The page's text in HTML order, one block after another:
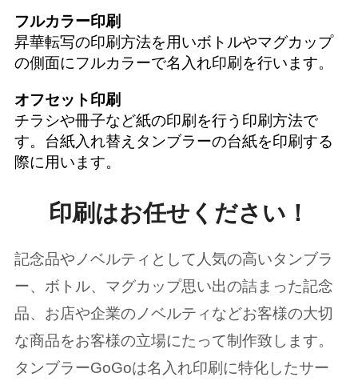
フルカラー印刷
昇華転写の印刷方法を用いボトルやマグカップ
の側面にフルカラーで名入れ印刷を行います。
オフセット印刷
チラシや冊子など紙の印刷を行う印刷方法で
す。台紙入れ替えタンブラーの台紙を印刷する
際に用います。
印刷はお任せください！
記念品やノベルティとして人気の高いタンブラ
ー、ボトル、マグカップ思い出の詰まった記念
品、お店や企業のノベルティなどお客様の大切
な商品をお客様の立場にたって制作致します。
タンブラーGoGoは名入れ印刷に特化したサー